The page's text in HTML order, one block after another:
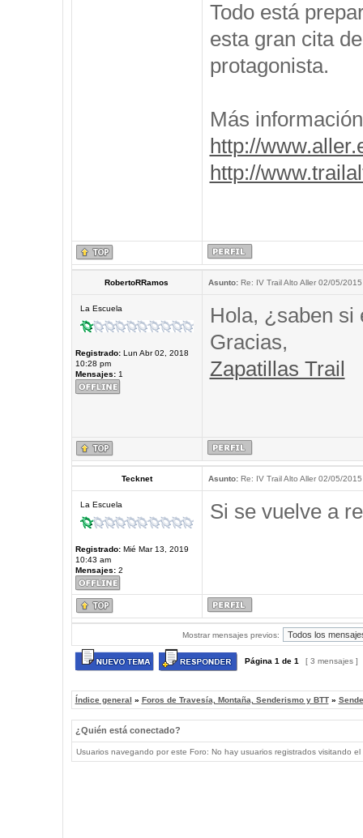
Todo está
esta gran cita
protagonista.
Más
http://
http://
RobertoRRamos Asunto:Re: IV Trail Alto Aller 02/05/2015
La Escuela
Registrado:Lun Abr 02, 2018
10:28 pm
Mensajes:1
Hola, ¿saben si
Gracias,
Zapatillas Trail
Tecknet Asunto:Re: IV Trail Alto Aller 02/05/2015
La Escuela
Registrado:Mié Mar 13, 2019
10:43 am
Mensajes:2
Si se vuelve a
Mostrar mensajes previos:
Página 1 de 1 [ 3 mensajes ]
Índice general » Foros de Travesía, Montaña, Senderismo y BTT»
¿Quién está conectado?
Usuarios navegando por este Foro: No hay usuarios registrados visitando